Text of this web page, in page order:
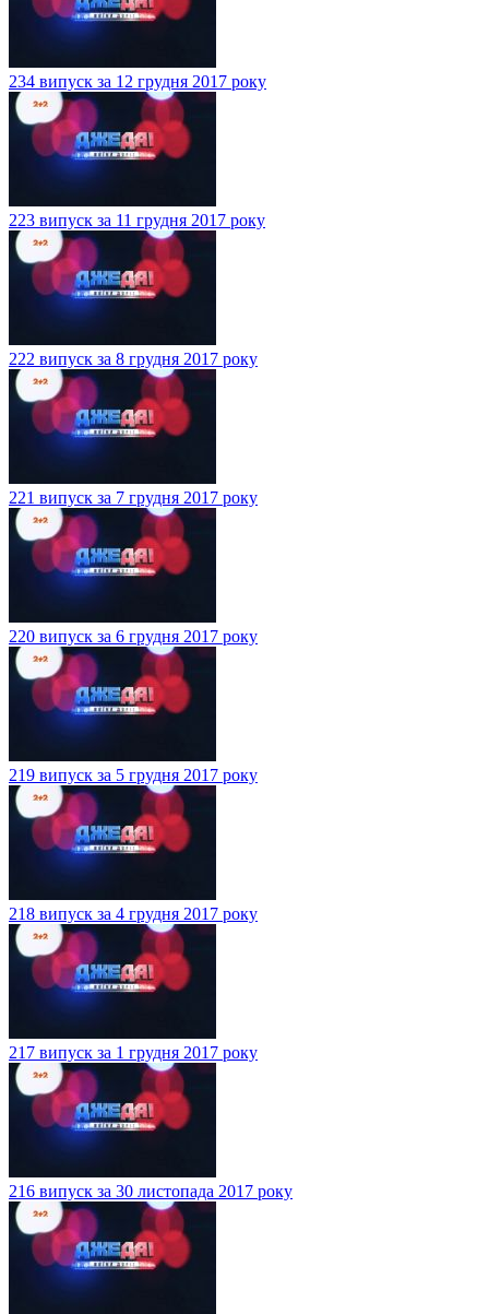
234 випуск за 12 грудня 2017 року
223 випуск за 11 грудня 2017 року
222 випуск за 8 грудня 2017 року
221 випуск за 7 грудня 2017 року
220 випуск за 6 грудня 2017 року
219 випуск за 5 грудня 2017 року
218 випуск за 4 грудня 2017 року
217 випуск за 1 грудня 2017 року
216 випуск за 30 листопада 2017 року